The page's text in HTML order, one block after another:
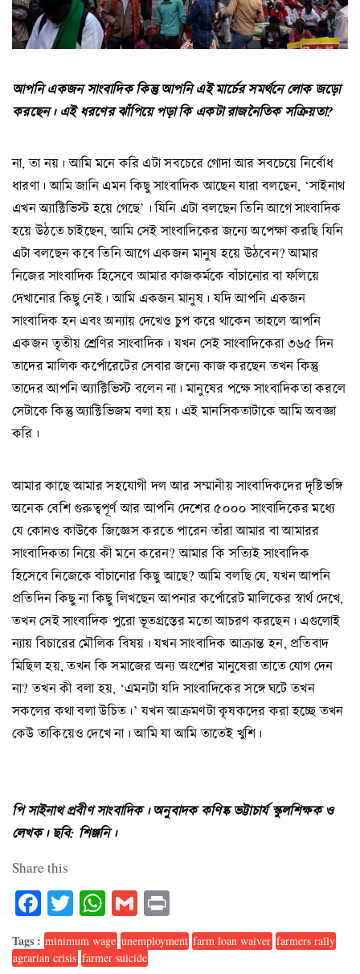
আপনি একজন সাংবাদিক কিন্তু আপনি এই মার্চের সমর্থনে লোক জড়ো
করছেন। এই ধরণের ঝাঁপিয়ে পড়া কি একটা রাজনৈতিক সক্রিয়তা?
না, তা নয়। আমি মনে করি এটা সবচেরে গোদা আর সবচেয়ে নির্বোধ
ধারণা। আমি জানি এমন কিছু সাংবাদিক আছেন যারা বলছেন, ‘সাইনাথ
এখন অ্যাক্টিভিস্ট হয়ে গেছে’। যিনি এটা বলছেন তিনি আগে সাংবাদিক
হয়ে উঠতে চাইছেন, আমি সেই সাংবাদিকের জন্যে অপেক্ষা করছি যিনি
এটা বলছেন কবে তিনি আগে একজন মানুষ হয়ে উঠবেন? আমার
নিজের সাংবাদিক হিসেবে আমার কাজকর্মকে বাঁচানোর বা ফলিয়ে
দেখানোর কিছু নেই। আমি একজন মানুষ। যদি আপনি একজন
সাংবাদিক হন এবং অন্যায় দেখেও চুপ করে থাকেন তাহলে আপনি
একজন তৃতীয় শ্রেণির সাংবাদিক। যখন সেই সাংবাদিকেরা ৩৬৫ দিন
তাদের মালিক কর্পোরেটের সেবার জন্যে কাজ করছেন তখন কিন্তু
তাদের আপনি অ্যাক্টিভিস্ট বলেন না। মানুষের পক্ষে সাংবাদিকতা করলে
সেটাকে কিন্তু অ্যাক্টিভিজম বলা হয়। এই মানসিকতাটাকে আমি অবজ্ঞা
করি।
আমার কাছে আমার সহযোগী দল আর সম্মানীয় সাংবাদিকদের দৃষ্টিভঙ্গি
অনেক বেশি গুরুত্বপূর্ণ আর আপনি দেশের ৫০০০ সাংবাদিকের মধ্যে
যে কোনও কাউকে জিজ্ঞেস করতে পারেন তাঁরা আমার বা আমারর
সাংবাদিকতা নিয়ে কী মনে করেন? আমার কি সত্যিই সাংবাদিক
হিসেবে নিজেকে বাঁচানোর কিছু আছে? আমি বলছি যে, যখন আপনি
প্রতিদিন কিছু না কিছু লিখছেন আপনার কর্পোরেট মালিকের স্বার্থ দেখে,
তখন সেই সাংবাদিক পুরো ভূতগ্রস্তের মতো আচরণ করছেন। এগুলোই
ন্যায় বিচারের মৌলিক বিষয়। যখন সাংবাদিক আক্রান্ত হন, প্রতিবাদ
মিছিল হয়, তখন কি সমাজের অন্য অংশের মানুষেরা তাতে যোগ দেন
না? তখন কী বলা হয়, ‘এমনটা যদি সাংবাদিকের সঙ্গে ঘটে তখন
সকলের কথা বলা উচিত।’ যখন আক্রমণটা কৃষকদের করা হচ্ছে তখন
কেউ তাকিয়েও দেখে না। আমি যা আমি তাতেই খুশি।
পি সাইনাথ প্রবীণ সাংবাদিক। অনুবাদক কণিষ্ক ভট্টাচার্য স্কুলশিক্ষক ও
লেখক। ছবি: শিঞ্জনি।
Share this
Facebook
TwitterWhatsApp
Gmail
Tags : minimum wage unemployment farm loan waiver farmers rally
agrarian crisis farmer suicide